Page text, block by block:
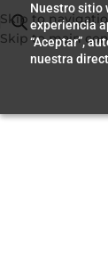
Nuestro sitio
experiencia
“Aceptar”,
nuestra
Skip to
Skip to main
Inicio/